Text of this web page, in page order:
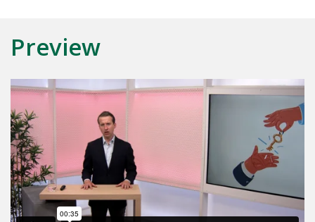
Preview